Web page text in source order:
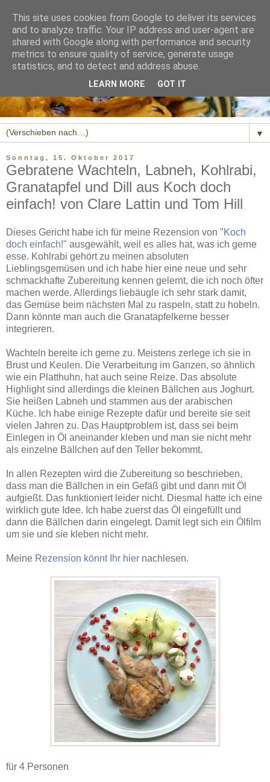
▼
Sonntag, 15. Oktober 2017
Gebratene Wachteln, Labneh, Kohlrabi,
Granatapfel und Dill aus Koch doch
einfach! von Clare Lattin und Tom Hill
Dieses Gericht habe ich für meine Rezension von "Koch
doch einfach!" ausgewählt, weil es alles hat, was ich gerne
esse. Kohlrabi gehört zu meinen absoluten
Lieblingsgemüsen und ich habe hier eine neue und sehr
schmackhafte Zubereitung kennen gelernt, die ich noch öfter
machen werde. Allerdings liebäugle ich sehr stark damit,
das Gemüse beim nächsten Mal zu raspeln, statt zu hobeln.
Dann könnte man auch die Granatapfelkerne besser
integrieren.
Wachteln bereite ich gerne zu. Meistens zerlege ich sie in
Brust und Keulen. Die Verarbeitung im Ganzen, so ähnlich
wie ein Platthuhn, hat auch seine Reize. Das absolute
Highlight sind allerdings die kleinen Bällchen aus Joghurt.
Sie heißen Labneh und stammen aus der arabischen
Küche. Ich habe einige Rezepte dafür und bereite sie seit
vielen Jahren zu. Das Hauptproblem ist, dass sei beim
Einlegen in Öl aneinander kleben und man sie nicht mehr
als einzelne Bällchen auf den Teller bekommt.
In allen Rezepten wird die Zubereitung so beschrieben,
dass man die Bällchen in ein Gefäß gibt und dann mit Öl
aufgießt. Das funktioniert leider nicht. Diesmal hatte ich eine
wirklich gute Idee. Ich habe zuerst das Öl eingefüllt und
dann die Bällchen darin eingelegt. Damit legt sich ein Ölfilm
um sie und sie kleben nicht mehr.
Meine Rezension könnt Ihr hier nachlesen.
für 4 Personen
This site uses cookies from Google to deliver its services
and to analyze traffic. Your IP address and user-agent are
shared with Google along with performance and security
metrics to ensure quality of service, generate usage
statistics, and to detect and address abuse.
LEARN MORE GOT IT